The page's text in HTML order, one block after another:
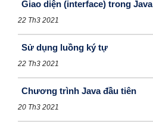
Giao diện (interface) trong Java
22 Th3 2021
Sử dụng luồng ký tự
22 Th3 2021
Chương trình Java đầu tiên
20 Th3 2021